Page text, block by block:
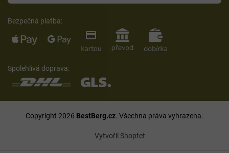
Bezpečná platba:
Spolehlivá doprava:
Vytvořil Shoptet
Copyright 2026 BestBerg.cz. Všechna práva vyhrazena.